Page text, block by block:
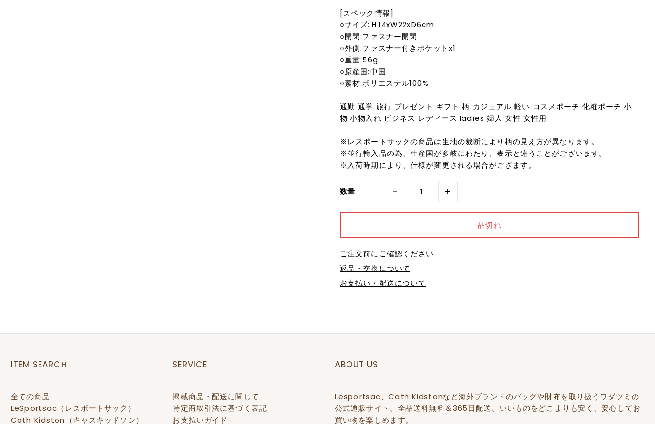
[スペック情報]
○サイズ:Ｈ14xW22xD6cm
○開閉:ファスナー開閉
○外側:ファスナー付きポケットx1
○重量:56g
○原産国:中国
○素材:ポリエステル100%
通勤 通学 旅行 プレゼント ギフト 柄 カジュアル 軽い コスメポーチ 化粧ポーチ 小
物 小物入れ ビジネス レディース ladies 婦人 女性 女性用
※レスポートサックの商品は生地の裁断により柄の見え方が異なります。
※並行輸入品の為、生産国が多岐にわたり、表示と違うことがございます。
※入荷時期により、仕様が変更される場合がござます。
数量 - +
ご注文前にご確認ください
返品・交換について
お支払い・配送について
ITEM SEARCＨ
全ての商品
LeSportsac（レスポートサック）
Cath Kidston（キャスキッドソン）
SERVICE
掲載商品・配送に関して
特定商取引法に基づく表記
お支払いガイド
ABOUT US
Lesportsac、Cath Kidstonなど海外ブランドのバッグや財布を取り扱うワダツミの
公式通販サイト。全品送料無料＆365日配送。いいものをどこよりも安く、安心してお
買い物を楽しめます。